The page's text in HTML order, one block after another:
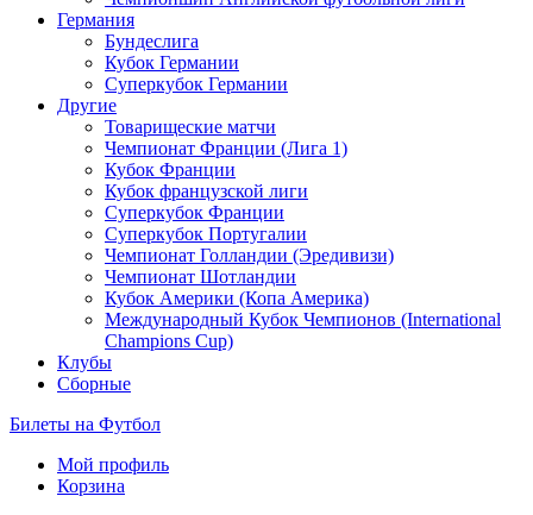
Германия
Бундеслига
Кубок Германии
Суперкубок Германии
Другие
Товарищеские матчи
Чемпионат Франции (Лига 1)
Кубок Франции
Кубок французской лиги
Суперкубок Франции
Суперкубок Португалии
Чемпионат Голландии (Эредивизи)
Чемпионат Шотландии
Кубок Америки (Копа Америка)
Международный Кубок Чемпионов (International
Champions Cup)
Клубы
Сборные
Билеты на Футбол
Мой профиль
Корзина